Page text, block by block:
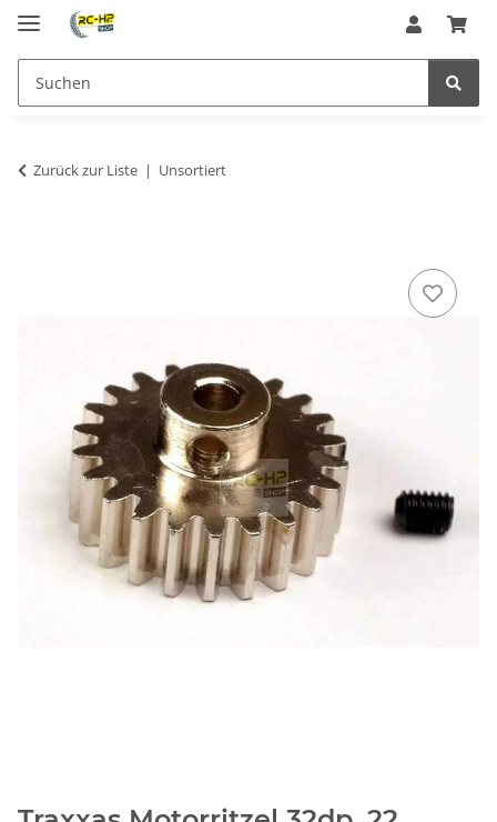
Zurück zur Liste Unsortiert